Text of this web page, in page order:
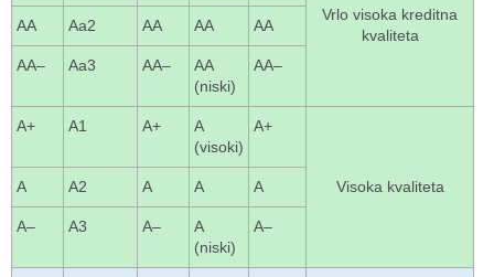
Vrlo visoka kreditna
kvaliteta
AA Aa2 AA AA AA
AA– Aa3 AA–
AA
(niski)
AA–
A+ A1 A+
A
(visoki)
A+
Visoka kvaliteta
A A2 A A A
A– A3 A–
A
(niski)
A–